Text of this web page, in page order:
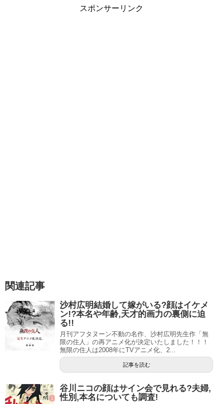
ただ、先生自身にサッカー経験があるかどうかは分かりま
せん。
もともと漫画でサッカーを描くつもりはなく、そもそもス
ポーツ漫画を描くこと自体無理だと思っていたそうです。
そのため、「ユースを舞台にしたサッカー漫画」を描いて
ほしいという依頼がありましたが、一度断っています。
スポンサーリンク
スポンサーリンク
関連記事
沙村広明結婚して嫁がいる?顔はイケメ
ン!?本名や年齢,天才的画力の裏側に迫
る!!
月刊アフタヌーン不動の名作、沙村広明先生作「無
限の住人」の再アニメ化が決定いたしました！！！
無限の住人は2008年にTVアニメ化、2...
記事を読む
谷川ニコの顔はサイン会で見れる?夫婦,
性別,本名についても調査!